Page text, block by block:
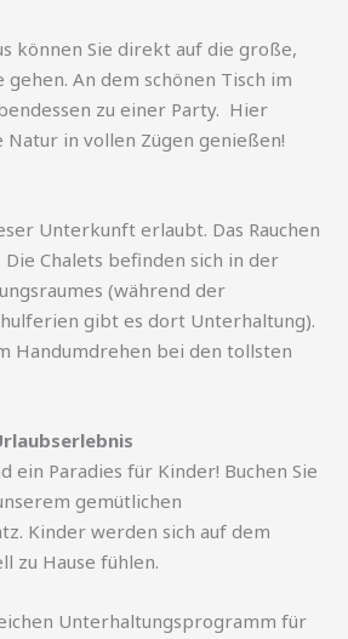
können Sie direkt auf die große,
gehen. An dem schönen Tisch im
zu einer Party. Hier
in vollen Zügen genießen!
Unterkunft erlaubt. Das Rauchen
Chalets befinden sich in der
(während der
gibt es dort Unterhaltung).
Handumdrehen bei den tollsten
ein Paradies für Kinder! Buchen Sie
gemütlichen
Kinder werden sich auf dem
zu Hause fühlen.
Unterhaltungsprogramm für